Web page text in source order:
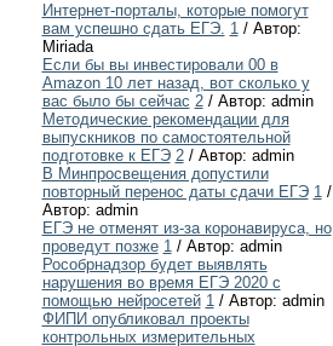
Интернет-порталы, которые помогут
вам успешно сдать ЕГЭ. 1/ Автор:
Miriada
Если бы вы инвестировали 00 в
Amazon 10 лет назад, вот сколько у
вас было бы сейчас 2/ Автор: admin
Методические рекомендации для
выпускников по самостоятельной
подготовке к ЕГЭ 2/ Автор: admin
В Минпросвещения допустили
повторный перенос даты сдачи ЕГЭ 1/
Автор: admin
ЕГЭ не отменят из-за коронавируса, но
проведут позже 1/ Автор: admin
Рособрнадзор будет выявлять
нарушения во время ЕГЭ 2020 с
помощью нейросетей 1/ Автор: admin
ФИПИ опубликовал проекты
контрольных измерительных